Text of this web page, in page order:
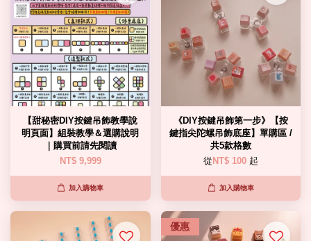
【甜秘密DIY按鍵吊飾教學說
明頁面】組裝教學＆選購說明
｜購買前請先閱讀
NT$ 9,999
加入購物車
《DIY按鍵吊飾第一步》【按
鍵指尖陀螺吊飾底座】單購區 /
共5款格數
從 NT$ 100 起
加入購物車
優惠